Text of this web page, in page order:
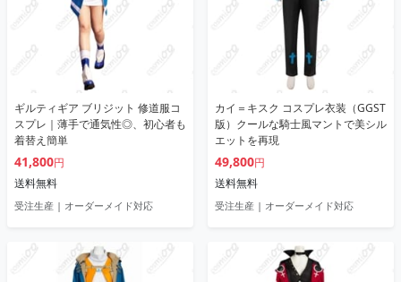
ギルティギア ブリジット 修道服コ
スプレ｜薄手で通気性◎、初心者も
着替え簡単
41,800円
送料無料
受注生産 | オーダーメイド対応
カイ＝キスク コスプレ衣装（GGST
版）クールな騎士風マントで美シル
エットを再現
49,800円
送料無料
受注生産 | オーダーメイド対応